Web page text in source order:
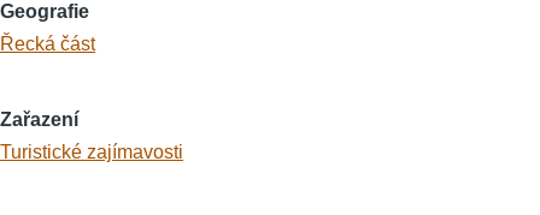
Geografie
Řecká část
Zařazení
Turistické zajímavosti